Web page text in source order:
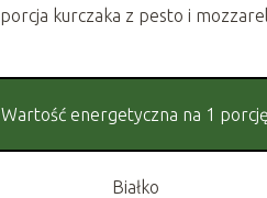
kurczaka z pesto i
Wartość energetyczna na 1 porcję
Białko